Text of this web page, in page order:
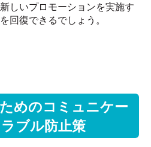
しいプロモーションを実施す
回復できるでしょう。
めのコミュニケー
ブル防止策